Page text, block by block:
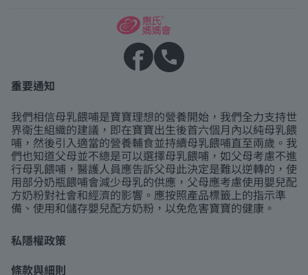
重要通知
我們相信母乳餵哺是寶寶理想的營養開始，我們全力支持世
界衛生組織的建議，即在寶寶出生後首六個月內以純母乳餵
哺，然後引入適當的營養輔食並持續母乳餵哺直至兩歲。我
們也知道父母並不總是可以選擇母乳餵哺，如父母考慮不進
行母乳餵哺，醫護人員應告訴父母此決定是難以逆轉的，使
用部分奶瓶餵哺會減少母乳的供應，父母應考慮使用嬰兒配
方奶粉對社會和經濟的影響。應按照產品標籤上的指示準
備、使用和儲存嬰兒配方奶粉，以免危害寶寶的健康。
私隱權政策
條款與細則